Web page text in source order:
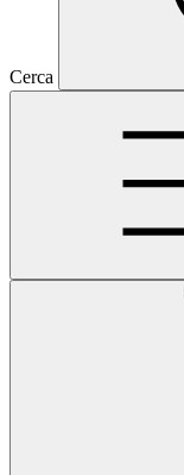
Cerca